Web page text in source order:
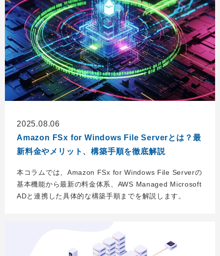
2025.08.06
Amazon FSx for Windows File Serverとは？最
新料金やメリット、構築手順を徹底解説
本コラムでは、Amazon FSx for Windows File Serverの
基本機能から最新の料金体系、AWS Managed Microsoft
ADと連携した具体的な構築手順までを解説します。